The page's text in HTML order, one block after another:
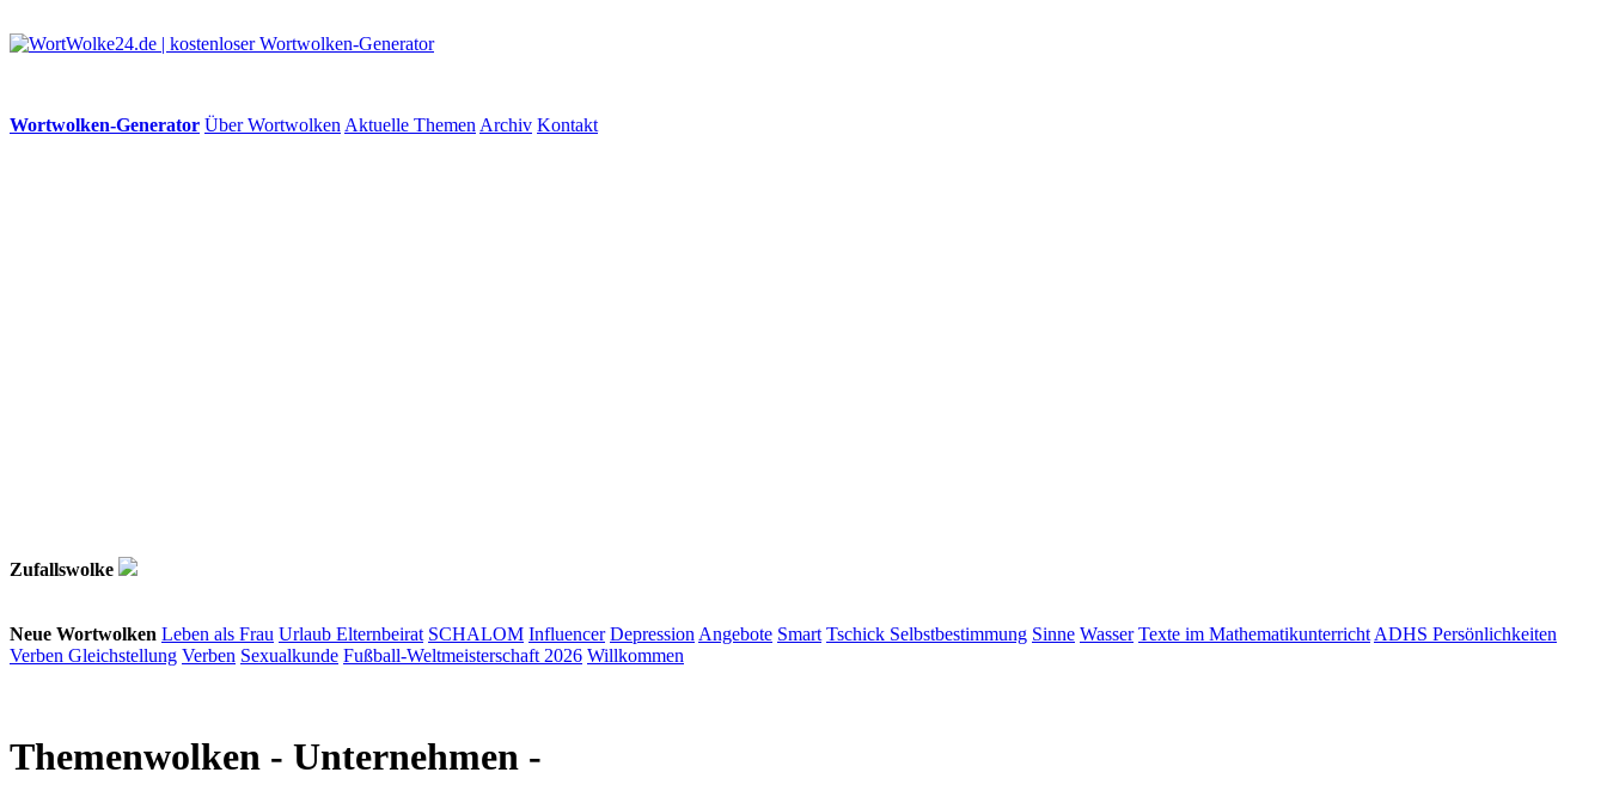
Wortwolken-Generator Über Wortwolken Aktuelle Themen Archiv Kontakt
Zufallswolke
Neue Wortwolken Leben als Frau Urlaub Elternbeirat SCHALOM Influencer Depression Angebote Smart Tschick Selbstbestimmung Sinne Wasser Texte im Mathematikunterricht ADHS Persönlichkeiten
Verben Gleichstellung Verben Sexualkunde Fußball-Weltmeisterschaft 2026 Willkommen
Themenwolken - Unternehmen -